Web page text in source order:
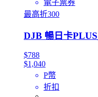
電子票券
最高折300
DJB 暢日卡
$788
$1,040
P幣
折扣